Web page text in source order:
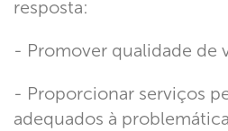
resposta:
- Promover qualidade de
- Proporcionar serviços
adequados à